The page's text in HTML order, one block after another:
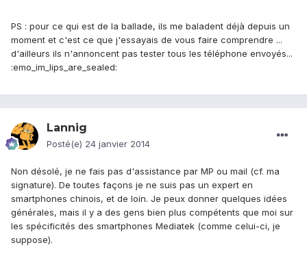
PS : pour ce qui est de la ballade, ils me baladent déjà depuis un
moment et c'est ce que j'essayais de vous faire comprendre ...
d'ailleurs ils n'annoncent pas tester tous les téléphone envoyés...
:emo_im_lips_are_sealed:
Lannig
Posté(e) 24 janvier 2014
Non désolé, je ne fais pas d'assistance par MP ou mail (cf. ma
signature). De toutes façons je ne suis pas un expert en
smartphones chinois, et de loin. Je peux donner quelques idées
générales, mais il y a des gens bien plus compétents que moi sur
les spécificités des smartphones Mediatek (comme celui-ci, je
suppose).